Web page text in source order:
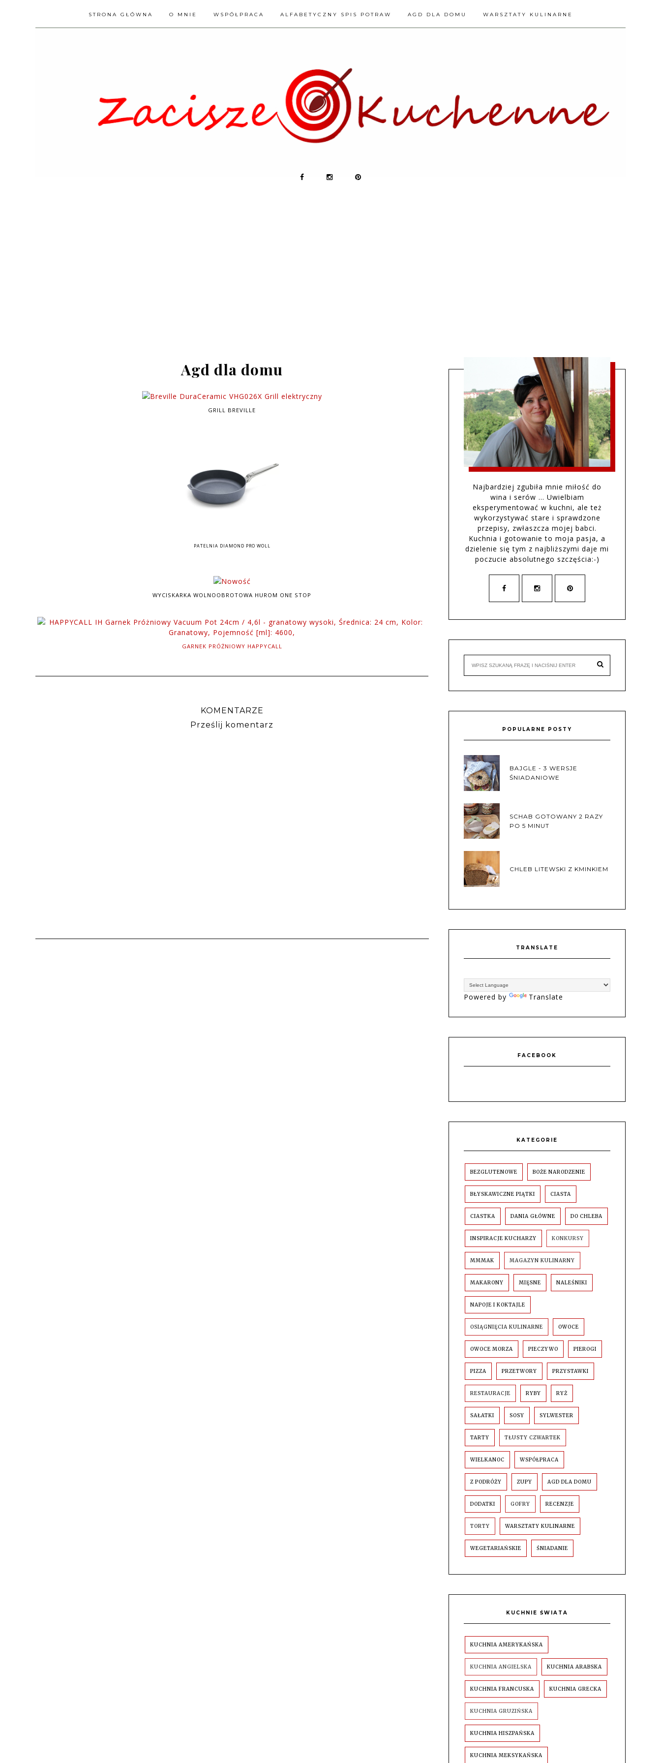
STRONA GŁÓWNA O MNIE WSPÓŁPRACA ALFABETYCZNY SPIS POTRAW AGD DLA DOMU WARSZTATY KULINARNE
Agd dla domu
GRILL BREVILLE
PATELNIA DIAMOND PRO WOLL
WYCISKARKA WOLNOOBROTOWA HUROM ONE STOP
GARNEK PRÓŻNIOWY HAPPYCALL
KOMENTARZE
Prześlij komentarz
Najbardziej zgubiła mnie miłość do
wina i serów … Uwielbiam
eksperymentować w kuchni, ale też
wykorzystywać stare i sprawdzone
przepisy, zwłaszcza mojej babci.
Kuchnia i gotowanie to moja pasja, a
dzielenie się tym z najbliższymi daje mi
poczucie absolutnego szczęścia:-)
POPULARNE POSTY
BAJGLE - 3 WERSJE
ŚNIADANIOWE
SCHAB GOTOWANY 2 RAZY
PO 5 MINUT
CHLEB LITEWSKI Z KMINKIEM
TRANSLATE
Powered by Translate
FACEBOOK
KATEGORIE
BEZGLUTENOWE BOŻE NARODZENIE
BŁYSKAWICZNE PIĄTKI CIASTA
CIASTKA DANIA GŁÓWNE DO CHLEBA
INSPIRACJE KUCHARZY KONKURSY
MMMAK MAGAZYN KULINARNY
MAKARONY MIĘSNE NALEŚNIKI
NAPOJE I KOKTAJLE
OSIĄGNIĘCIA KULINARNE OWOCE
OWOCE MORZA PIECZYWO PIEROGI
PIZZA PRZETWORY PRZYSTAWKI
RESTAURACJE RYBY RYŻ
SAŁATKI SOSY SYLWESTER
TARTY TŁUSTY CZWARTEK
WIELKANOC WSPÓŁPRACA
Z PODRÓŻY ZUPY AGD DLA DOMU
DODATKI GOFRY RECENZJE
TORTY WARSZTATY KULINARNE
WEGETARIAŃSKIE ŚNIADANIE
KUCHNIE ŚWIATA
KUCHNIA AMERYKAŃSKA
KUCHNIA ANGIELSKA KUCHNIA ARABSKA
KUCHNIA FRANCUSKA KUCHNIA GRECKA
KUCHNIA GRUZIŃSKA
KUCHNIA HISZPAŃSKA
KUCHNIA MEKSYKAŃSKA